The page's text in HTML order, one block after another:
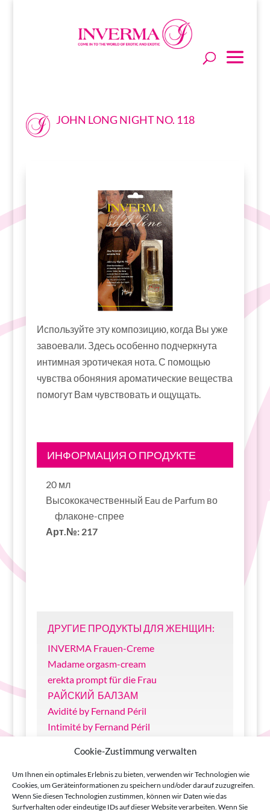
Cookie-Zustimmung verwalten
Um Ihnen ein optimales Erlebnis zu bieten, verwenden wir Technologien wie
Cookies, um Geräteinformationen zu speichern und/oder darauf zuzugreifen.
Wenn Sie diesen Technologien zustimmen, können wir Daten wie das
Surfverhalten oder eindeutige IDs auf dieser Website verarbeiten. Wenn Sie
JOHN LONG NIGHT NO. 118
Используйте эту композицию, когда Вы уже
завоевали. Здесь особенно подчеркнута
интимная эротичекая нота. С помощью
чувства обоняния ароматические вещества
помогут Вам чувствовать и ощущать.
ИНФОРМАЦИЯ О ПРОДУКТЕ
20 мл
Высококачественный Eau de Parfum во
флаконе-спрее
Арт.№: 217
ДРУГИЕ ПРОДУКТЫ ДЛЯ ЖЕНЩИН:
INVERMA Frauen-Creme
Madame orgasm-cream
erekta prompt für die Frau
PАЙСКИЙ БАЛЗАМ
Avidité by Fernand Péril
Intimité by Fernand Péril
John Long intim No. 114
John Long sport No. 120
sin & sense Bodylotion Melon
sin & sense Massage Oil Nougat